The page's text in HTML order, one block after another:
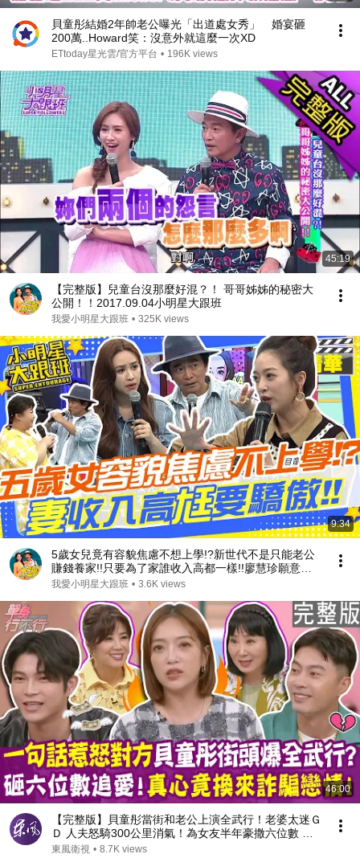
貝童彤結婚2年帥老公曝光「出道處女秀」 婚宴砸
200萬..Howard笑：沒意外就這麼一次XD
ETtoday星光雲/官方平台 • 196K views
45:19
【完整版】兒童台沒那麼好混？！ 哥哥姊姊的秘密大
公開！！2017.09.04小明星大跟班
我愛小明星大跟班 • 325K views
9:34
5歲女兒竟有容貌焦慮不想上學!?新世代不是只能老公
賺錢養家!!只要為了家誰收入高都一樣!!廖慧珍願意養
另一半還熱邀憲哥!!｜貝童彤. @我愛小明星大跟班
我愛小明星大跟班 • 3.6K views
46:00
【完整版】貝童彤當街和老公上演全武行！老婆太迷Ｇ
Ｄ 人夫怒騎300公里消氣！為女友半年豪撒六位數 竟
是真心換絕情！單身行不行20250904（余思達、貝童
東風衛視 • 8.7K views